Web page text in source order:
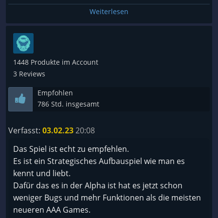
Mein System MSI Nvidia 1070, i5-6600k, 16 gb.
Scheint so, dass modernere Grafikarten mehr
Probleme machen.
Wer Aufbauspiele mag, der sollte dieses Spiel
unterstützen. Preis ist vollkommen ok.
- Wer Probleme mit den Banditen hat, der sollte
einfach Zäune oder Mauern mit Türmen bauen. Die
Banditen in die Stadt eindringen können.
Garnisonen lohnen sich nicht. Die Türme immer
bemannen, da das beim Angriff sonst zu lange
dauert.
- Holz und Stein kann man auch in Massen über den
Händler kaufen.
Weiterlesen
1448 Produkte im Account
3 Reviews
Empfohlen
786 Std. insgesamt
Verfasst: 03.02.2320:08
Das Spiel ist echt zu empfehlen.
Es ist ein Strategisches Aufbauspiel wie man es
kennt und liebt.
Dafür das es in der Alpha ist hat es jetzt schon
weniger Bugs und mehr Funktionen als die meisten
neueren AAA Games.